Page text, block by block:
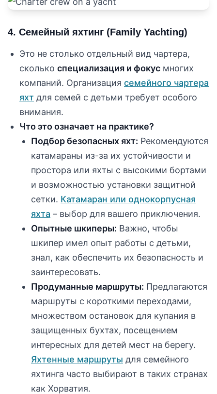
4. Семейный яхтинг (Family Yachting)
Это не столько отдельный вид чартера,
сколько специализация и фокус многих
компаний. Организация семейного чартера
яхт для семей с детьми требует особого
внимания.
Что это означает на практике?
Подбор безопасных яхт: Рекомендуются
катамараны из-за их устойчивости и
простора или яхты с высокими бортами
и возможностью установки защитной
сетки. Катамаран или однокорпусная
яхта – выбор для вашего приключения.
Опытные шкиперы: Важно, чтобы
шкипер имел опыт работы с детьми,
знал, как обеспечить их безопасность и
заинтересовать.
Продуманные маршруты: Предлагаются
маршруты с короткими переходами,
множеством остановок для купания в
защищенных бухтах, посещением
интересных для детей мест на берегу.
Яхтенные маршруты для семейного
яхтинга часто выбирают в таких странах
как Хорватия.